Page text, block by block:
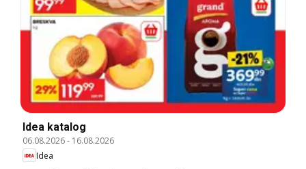
Idea katalog
06.08.2026- 16.08.2026
Idea